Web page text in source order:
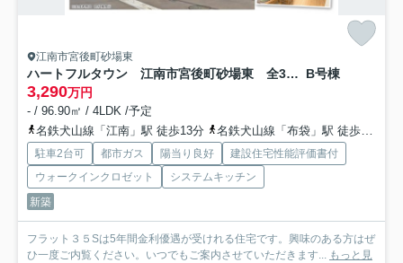
江南市宮後町砂場東
ハートフルタウン 江南市宮後町砂場東 全3区画分譲 B号棟
3,290万円
- / 96.90㎡ / 4LDK /予定
名鉄犬山線「江南」駅 徒歩13分
名鉄犬山線「布袋」駅 徒歩32分車6分 2.5km
駐車2台可 都市ガス 陽当り良好
建設住宅性能評価書付
ウォークインクロゼット
システムキッチン
新築
フラット３５Sは5年間金利優遇が受けれる住宅です。興味のある方はぜ
ひ一度ご内覧ください。いつでもご案内させていただきます... もっと見